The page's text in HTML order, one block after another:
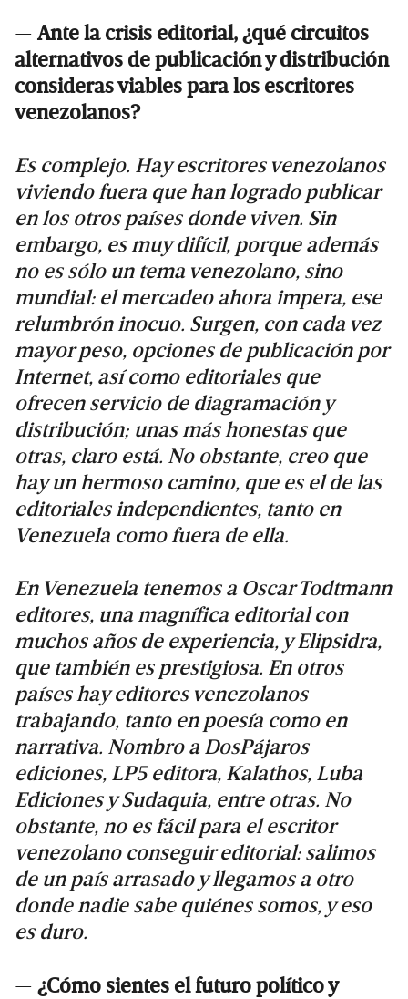
— Ante la crisis editorial, ¿qué circuitos
alternativos de publicación y distribución
consideras viables para los escritores
venezolanos?
Es complejo. Hay escritores venezolanos
viviendo fuera que han logrado publicar
en los otros países donde viven. Sin
embargo, es muy difícil, porque además
no es sólo un tema venezolano, sino
mundial: el mercadeo ahora impera, ese
relumbrón inocuo. Surgen, con cada vez
mayor peso, opciones de publicación por
Internet, así como editoriales que
ofrecen servicio de diagramación y
distribución; unas más honestas que
otras, claro está. No obstante, creo que
hay un hermoso camino, que es el de las
editoriales independientes, tanto en
Venezuela como fuera de ella.
En Venezuela tenemos a Oscar Todtmann
editores, una magnífica editorial con
muchos años de experiencia, y Elipsidra,
que también es prestigiosa. En otros
países hay editores venezolanos
trabajando, tanto en poesía como en
narrativa. Nombro a DosPájaros
ediciones, LP5 editora, Kalathos, Luba
Ediciones y Sudaquia, entre otras. No
obstante, no es fácil para el escritor
venezolano conseguir editorial: salimos
de un país arrasado y llegamos a otro
donde nadie sabe quiénes somos, y eso
es duro.
— ¿Cómo sientes el futuro político y